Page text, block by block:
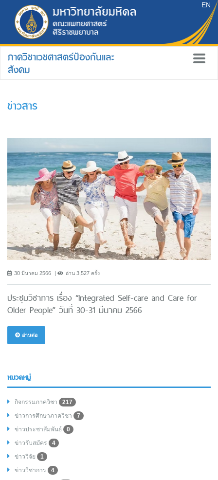
EN
ภาควิชาเวชศาสตร์ป้องกันและ
สังคม
ข่าวสาร
30 มีนาคม 2566 อ่าน 3,527 ครั้ง
ประชุมวิชาการ เรื่อง “Integrated Self-care and Care for
Older People” วันที่ 30-31 มีนาคม 2566
อ่านต่อ
หมวดหมู่
กิจกรรมภาควิชา
217
ข่าวการศึกษาภาควิชา
7
ข่าวประชาสัมพันธ์
0
ข่าวรับสมัคร
4
ข่าววิจัย
1
ข่าววิชาการ
4